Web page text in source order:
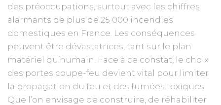
des préoccupations, surtout avec les chiffres
alarmants de plus de 25 000 incendies
domestiques en France. Les conséquences
peuvent être dévastatrices, tant sur le plan
matériel qu’humain. Face à ce constat, le choix
des portes coupe-feu devient vital pour limiter
la propagation du feu et des fumées toxiques.
Que l’on envisage de construire, de réhabiliter